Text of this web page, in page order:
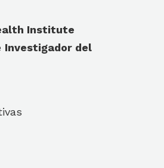
Institute
Investigador del